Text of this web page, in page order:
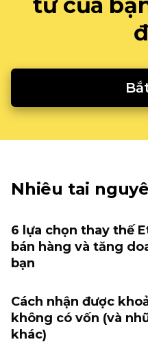
Nhiêu tai
6 lựa chọn thay thế
bán hàng và tăng
bạn
Cách nhận được
không có vốn (và
khác)